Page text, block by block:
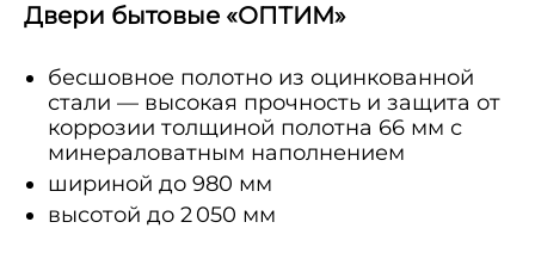
Двери бытовые «ОПТИМ»
бесшовное полотно из оцинкованной
стали — высокая прочность и защита от
коррозии толщиной полотна 66 мм с
минераловатным наполнением
шириной до 980 мм
высотой до 2 050 мм